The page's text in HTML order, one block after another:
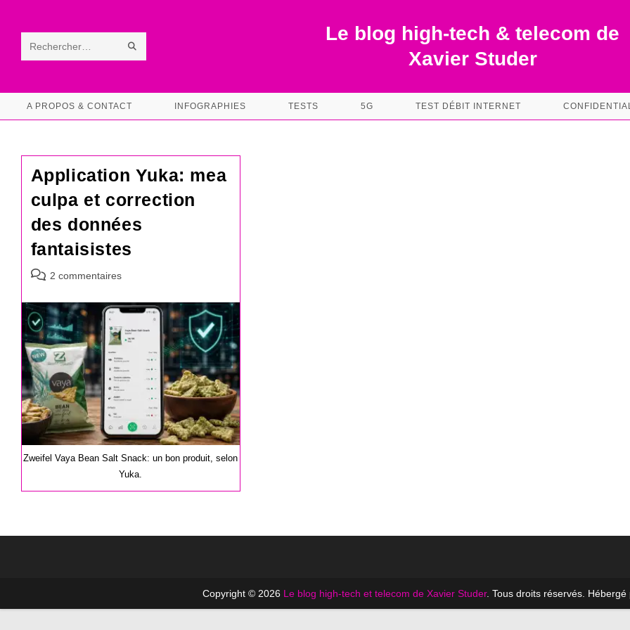
contentRechercher
ce RECHERCHE
Le blog high-tech & telecom de
Xavier Studer
A PROPOS & CONTACT INFOGRAPHIES TESTS 5G TEST DÉBIT INTERNET
Application Yuka: mea
culpa et correction
des données
fantaisistes
Commentaires
la
publication :
2 commentaires
Zweifel Vaya Bean Salt Snack: un bon produit, selon
Yuka.
Copyright © 2026 Le blog high-tech et telecom de Xavier Studer. Tous droits réservés. Hébergé